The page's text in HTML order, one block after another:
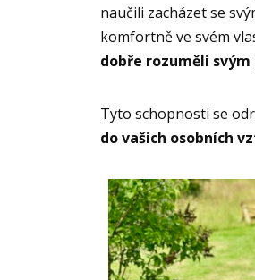
naučili zacházet se
komfortně ve svém
dobře rozuměli
Tyto schopnosti se
do vašich osobních